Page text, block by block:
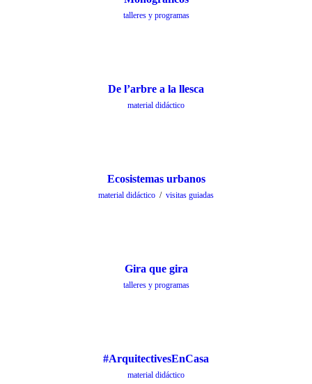
talleres y programas
De l’arbre a la llesca
material didáctico
Ecosistemas urbanos
material didáctico / visitas guiadas
Gira que gira
talleres y programas
#ArquitectivesEnCasa
material didáctico